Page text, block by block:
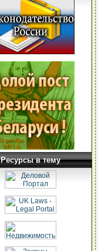
Ресурсы в тему